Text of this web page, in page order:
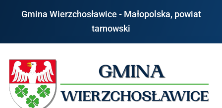
Gmina Wierzchosławice - Małopolska, powiat
tarnowski